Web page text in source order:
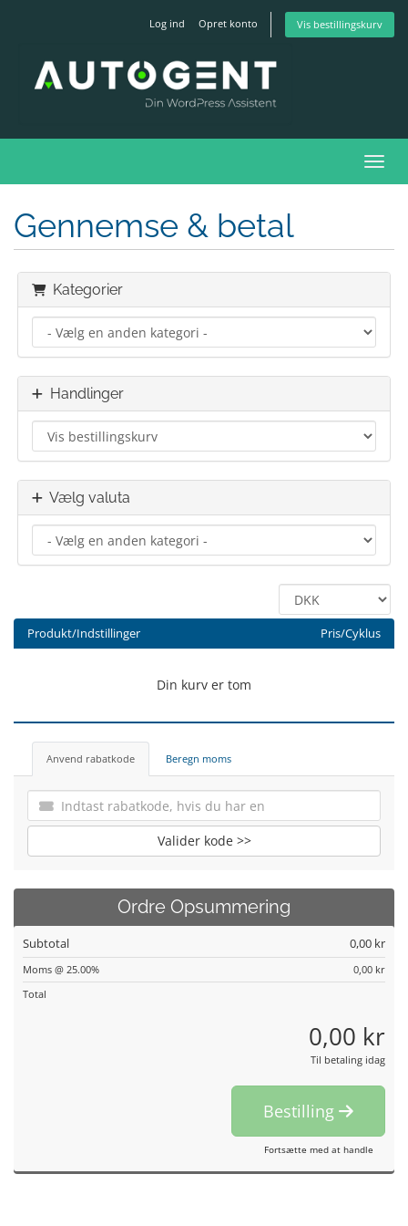
Log ind Opret konto Vis bestillingskurv
Skift
Gennemse & betal
Kategorier
Handlinger
Vælg valuta
Produkt/Indstillinger Pris/Cyklus
Din kurv er tom
Anvend rabatkode Beregn moms
Valider kode >>
Ordre Opsummering
Subtotal 0,00 kr
Moms @ 25.00%
0,00 kr
Total
0,00 kr
Til betaling idag
Bestilling
Fortsætte med at handle